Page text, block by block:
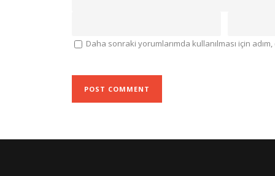
Daha sonraki yorumlarımda kullanılması için